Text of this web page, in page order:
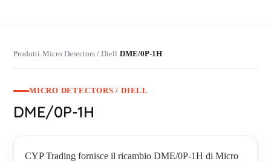
Prodotti›Micro Detectors / Diell›DME/0P-1H
MICRO DETECTORS / DIELL
DME/0P-1H
CYP Trading fornisce il ricambio DME/0P-1H di Micro